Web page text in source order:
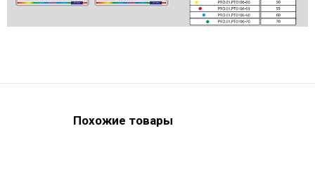
Похожие товары